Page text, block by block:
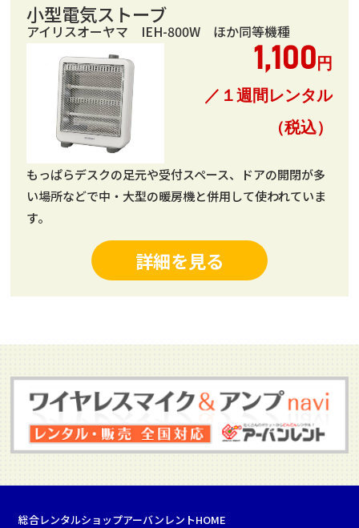
小型電気ストーブ
アイリスオーヤマ IEH-800W ほか同等機種
1,100 円
／１週間レンタル
（税込）
もっぱらデスクの足元や受付スペース、ドアの開閉が多
い場所などで中・大型の暖房機と併用して使われていま
す。
詳細を見る
総合レンタルショップアーバンレントHOME